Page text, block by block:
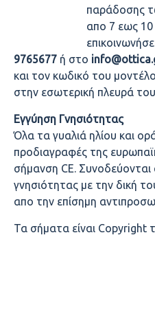
παράδοσης
απο 7 εως 10
9765677 ή στο
και τον κωδικό του
στην εσωτερική πλευρά
Εγγύηση Γνησιότητας
Όλα τα γυαλιά ηλίου και
προδιαγραφές της
σήμανση CE.
γνησιότητας με την δική
απο την επίσημη
Τα σήματα είναι Copyright